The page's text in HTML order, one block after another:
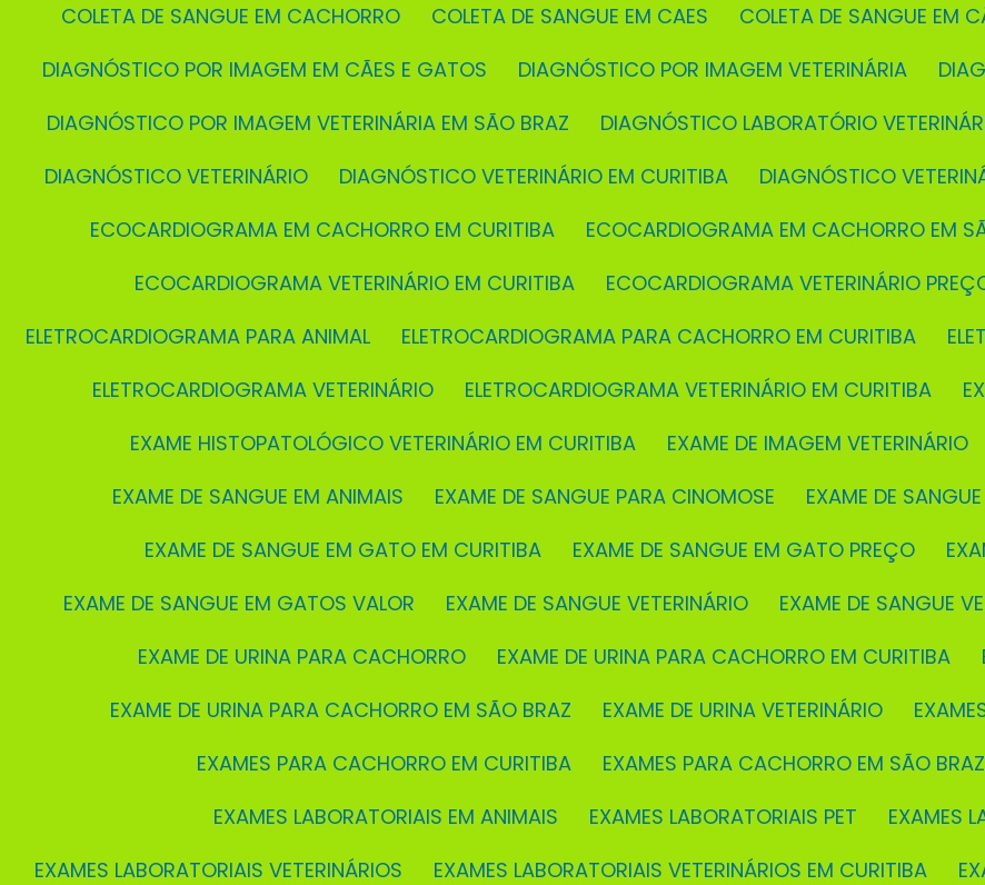
COLETA DE SANGUE EM CACHORRO
COLETA DE SANGUE EM CAES COLETA DE SANGUE EM
DIAGNÓSTICO POR IMAGEM EM CÃES E GATOS
DIAGNÓSTICO POR IMAGEM VETERINÁRIA
DIAGNÓSTICO POR IMAGEM VETERINÁRIA EM SÃO BRAZ
DIAGNÓSTICO LABORATÓRIO
DIAGNÓSTICO VETERINÁRIO
DIAGNÓSTICO VETERINÁRIO EM CURITIBA DIAGNÓSTICO
ECOCARDIOGRAMA EM CACHORRO EM CURITIBA
ECOCARDIOGRAMA EM CACHORRO EM
ECOCARDIOGRAMA VETERINÁRIO EM CURITIBA
ECOCARDIOGRAMA VETERINÁRIO
ELETROCARDIOGRAMA PARA ANIMAL
ELETROCARDIOGRAMA PARA CACHORRO EM CURITIBA
ELETROCARDIOGRAMA VETERINÁRIO
ELETROCARDIOGRAMA VETERINÁRIO EM CURITIBA
EXAME HISTOPATOLÓGICO VETERINÁRIO EM CURITIBA
EXAME DE IMAGEM VETERINÁRIO
EXAME DE SANGUE EM ANIMAIS
EXAME DE SANGUE PARA CINOMOSE EXAME DE
EXAME DE SANGUE EM GATO EM CURITIBA
EXAME DE SANGUE EM GATO PREÇO
EXAME DE SANGUE EM GATOS VALOR
EXAME DE SANGUE VETERINÁRIO EXAME DE SANGUE
EXAME DE URINA PARA CACHORRO
EXAME DE URINA PARA CACHORRO EM CURITIBA
EXAME DE URINA PARA CACHORRO EM SÃO BRAZ
EXAME DE URINA VETERINÁRIO
EXAMES PARA CACHORRO EM CURITIBA
EXAMES PARA CACHORRO EM SÃO BRAZ
EXAMES LABORATORIAIS EM ANIMAIS
EXAMES LABORATORIAIS PET
EXAMES
EXAMES LABORATORIAIS VETERINÁRIOS
EXAMES LABORATORIAIS VETERINÁRIOS EM CURITIBA